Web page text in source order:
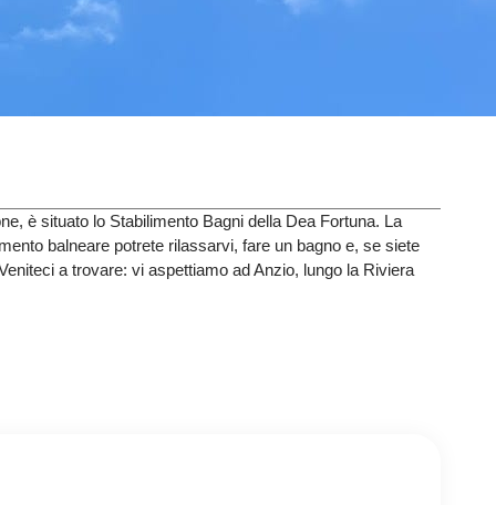
è situato lo Stabilimento Bagni della Dea Fortuna. La
balneare potrete rilassarvi, fare un bagno e, se siete
a trovare: vi aspettiamo ad Anzio, lungo la Riviera